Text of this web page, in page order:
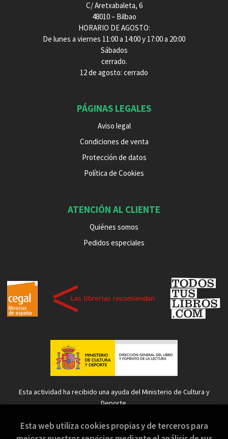
C/ Aretxabaleta, 6
48010 – Bilbao
HORARIO DE AGOSTO:
De lunes a viernes 11:00 a 14:00 y 17:00 a 20:00
Sábados
cerrado.
12 de agosto: cerrado
PÁGINAS LEGALES
Aviso legal
Condiciones de venta
Protección de datos
Política de Cookies
ATENCIÓN AL CLIENTE
Quiénes somos
Pedidos especiales
Esta actividad ha recibido una ayuda del Ministerio de Cultura y
Deporte.
Esta web utiliza cookies propias y de terceros para